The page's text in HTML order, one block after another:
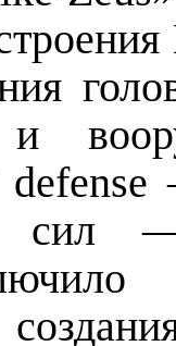
и
сил